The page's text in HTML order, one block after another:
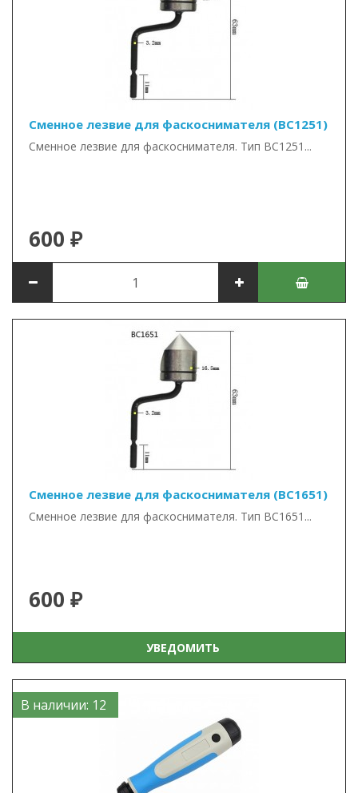
Сменное лезвие для фаскоснимателя (BC1251)
Сменное лезвие для фаскоснимателя. Тип BC1251...
600 ₽
Сменное лезвие для фаскоснимателя (BC1651)
Сменное лезвие для фаскоснимателя. Тип BC1651...
600 ₽
УВЕДОМИТЬ
В наличии: 12